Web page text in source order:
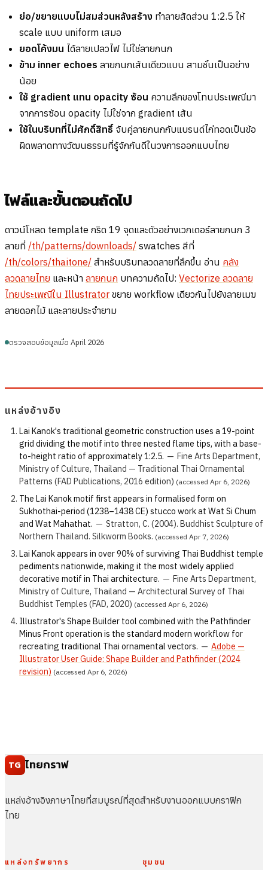
ย่อ/ขยายแบบไม่สมส่วนหลังสร้าง ทำลายสัดส่วน 1:2.5 ให้
scale แบบ uniform เสมอ
ยอดโค้งมน ได้ลายเปลวไฟ ไม่ใช่ลายกนก
ข้าม inner echoes ลายกนกเส้นเดียวแบน สามชั้นเป็นอย่าง
น้อย
ใช้ gradient แทน opacity ซ้อน ความลึกของโทนประเพณีมา
จากการซ้อน opacity ไม่ใช่จาก gradient เส้น
ใช้ในบริบทที่ไม่ศักดิ์สิทธิ์ จับคู่ลายกนกกับแบรนด์ไก่ทอดเป็นข้อ
ผิดพลาดทางวัฒนธรรมที่รู้จักกันดีในวงการออกแบบไทย
ไฟล์และขั้นตอนถัดไป
ดาวน์โหลด template กริด 19 จุดและตัวอย่างเวกเตอร์ลายกนก 3
ลายที่ /th/patterns/downloads/ swatches สีที่
/th/colors/thaitone/ สำหรับบริบทลวดลายที่ลึกขึ้น อ่าน คลัง
ลวดลายไทย และหน้า ลายกนก บทความถัดไป: Vectorize ลวดลาย
ไทยประเพณีใน Illustrator ขยาย workflow เดียวกันไปยังลายเมฆ
ลายดอกไม้ และลายประจำยาม
ตรวจสอบข้อมูลเมื่อ April 2026
แหล่งอ้างอิง
Lai Kanok's traditional geometric construction uses a 19-point
grid dividing the motif into three nested flame tips, with a base-
to-height ratio of approximately 1:2.5. — Fine Arts Department,
Ministry of Culture, Thailand — Traditional Thai Ornamental
Patterns (FAD Publications, 2016 edition) (accessed Apr 6, 2026)
The Lai Kanok motif first appears in formalised form on
Sukhothai-period (1238–1438 CE) stucco work at Wat Si Chum
and Wat Mahathat. — Stratton, C. (2004). Buddhist Sculpture of
Northern Thailand. Silkworm Books. (accessed Apr 7, 2026)
Lai Kanok appears in over 90% of surviving Thai Buddhist temple
pediments nationwide, making it the most widely applied
decorative motif in Thai architecture. — Fine Arts Department,
Ministry of Culture, Thailand — Architectural Survey of Thai
Buddhist Temples (FAD, 2020) (accessed Apr 6, 2026)
Illustrator's Shape Builder tool combined with the Pathfinder
Minus Front operation is the standard modern workflow for
recreating traditional Thai ornamental vectors. — Adobe —
Illustrator User Guide: Shape Builder and Pathfinder (2024
revision) (accessed Apr 6, 2026)
TG ไทยกราฟ
แหล่งอ้างอิงภาษาไทยที่สมบูรณ์ที่สุดสำหรับงานออกแบบกราฟิก
ไทย
แหล่งทรัพยากร ชุมชน